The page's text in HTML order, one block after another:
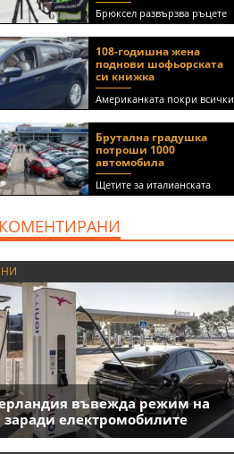
Брюксел развързва ръцете
на правителствата за
приложения като Waze и
Google Maps
108-годишна жена
поднови шофьорската
си книжка
Американката покри всички
медицински изисквания, за
(ВИДЕО)
Брутална градушка
потроши 1000
автомобила
Щетите за италианската
автокъща се оценяват на 5
въвежда режим на
заради електромобилите